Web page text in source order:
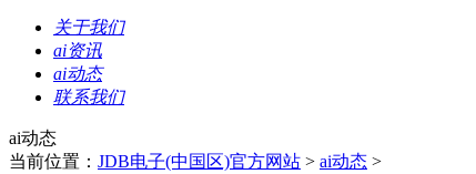
关于我们
ai资讯
ai动态
联系我们
ai动态
当前位置： JDB电子(中国区)官方网站 > ai动态 >